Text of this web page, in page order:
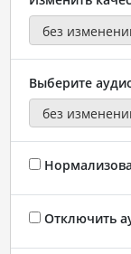
Выберите
Отключить